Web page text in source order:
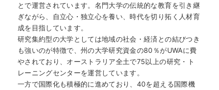
とで運営されています。名門大学の伝統的な教育を引き継
ぎながら、自立心・独立心を養い、時代を切り拓く人材育
成を目指しています。
研究集約型の大学としては地域の社会・経済との結びつき
も強いのが特徴で、州の大学研究資金の80％がUWAに費
やされており、オーストラリア全土で75以上の研究・ト
レーニングセンターを運営しています。
一方で国際化も積極的に進めており、40を超える国際機